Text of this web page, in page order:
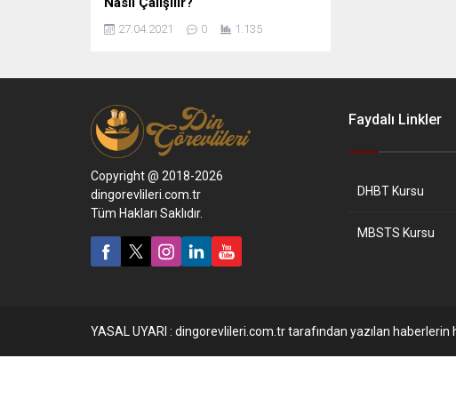
27.04.2021 0 1.135
Copyright @ 2018-2026
dingorevlileri.com.tr
Tüm Hakları Saklıdır.
Faydalı Linkler
DHBT Kursu
MBSTS Kursu
YASAL UYARI : dingorevlileri.com.tr tarafından yazılan haberlerin